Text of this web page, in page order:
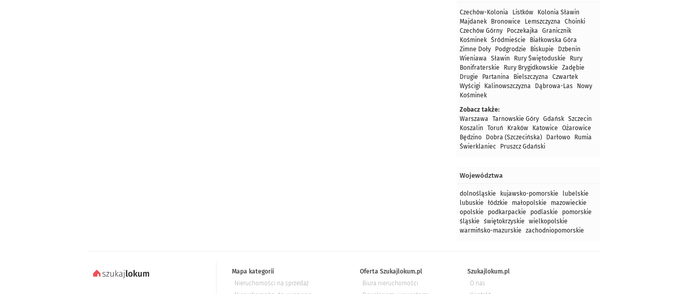
Czechów-Kolonia Listków
Kolonia Sławin
Majdanek
Bronowice Lemszczyzna
Choinki
Czechów Górny
Poczekajka
Granicznik
Kośminek Śródmieście
Białkowska Góra
Zimne Doły
Podgrodzie Biskupie
Dzbenin
Wieniawa
Sławin Rury Świętoduskie
Rury
Bonifraterskie
Rury Brygidkowskie
Zadębie
Drugie
Partanina Bielszczyzna
Czwartek
Wyścigi
Kalinowszczyzna Dąbrowa-Las
Nowy
Kośminek
Zobacz także:
Warszawa
Tarnowskie Góry Gdańsk Szczecin
Koszalin
Toruń Kraków Katowice
Ożarowice
Będzino
Dobra (Szczecińska) Darłowo
Rumia
Świerklaniec
Pruszcz Gdański
Województwa
dolnośląskie kujawsko-pomorskie
lubelskie
lubuskie
łódzkie małopolskie
mazowieckie
opolskie
podkarpackie podlaskie
pomorskie
śląskie
świętokrzyskie
wielkopolskie
warmińsko-mazurskie
zachodniopomorskie
Mapa kategorii
Nieruchomości na sprzedaż
Oferta Szukajlokum.pl
Biura nieruchomości
Szukajlokum.pl
O nas